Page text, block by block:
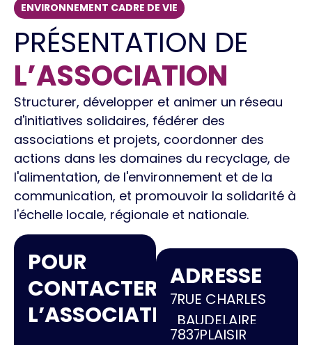
ENVIRONNEMENT CADRE DE VIE
PRÉSENTATION DE
L’ASSOCIATION
Structurer, développer et animer un réseau
d'initiatives solidaires, fédérer des
associations et projets, coordonner des
actions dans les domaines du recyclage, de
l'alimentation, de l'environnement et de la
communication, et promouvoir la solidarité à
l'échelle locale, régionale et nationale.
POUR
CONTACTER
L’ASSOCIATION
ADRESSE
7RUE CHARLES
BAUDELAIRE
78370PLAISIR